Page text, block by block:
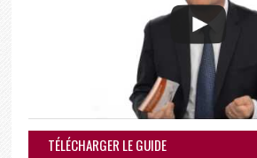
TÉLÉCHARGER LE GUIDE